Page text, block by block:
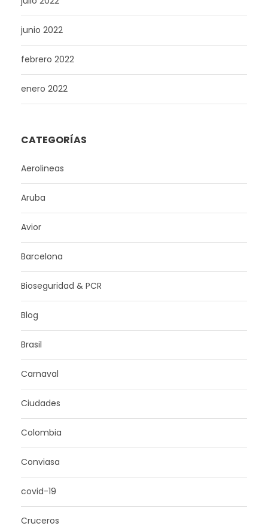
junio 2022
febrero 2022
enero 2022
CATEGORÍAS
Aerolineas
Aruba
Avior
Barcelona
Bioseguridad & PCR
Blog
Brasil
Carnaval
Ciudades
Colombia
Conviasa
covid-19
Cruceros